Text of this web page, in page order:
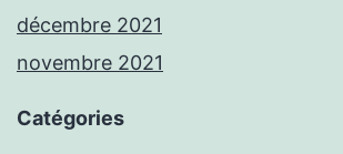
décembre 2021
novembre 2021
Catégories